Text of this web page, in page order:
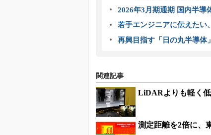
2026年3月期通期 国内半導
若手エンジニアに伝えたい
再興目指す「日の丸半導体
関連記事
LiDARよりも軽く
測定距離を2倍に、